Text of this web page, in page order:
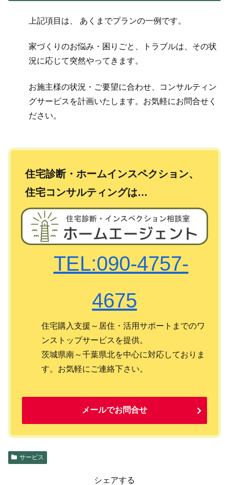
上記項目は、 あくまでプランの一例です。
家づくりのお悩み・困りごと、トラブルは、その状
況に応じて突然やってきます。
お施主様の状況・ご要望に合わせ、コンサルティン
グサービスを計画いたします。お気軽にお問合せく
ださい。
住宅診断・ホームインスペクション、
住宅コンサルティングは…
TEL:090-4757-
4675
住宅購入支援～居住・活用サポートまでのワ
ンストップサービスを提供。
茨城県南～千葉県北を中心に対応しておりま
す。お気軽にご連絡下さい。
メールでお問合せ
サービス
シェアする